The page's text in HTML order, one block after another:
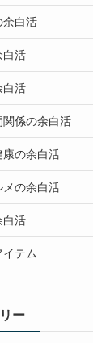
余白活
白活
白活
関係の余白活
康の余白活
メの余白活
白活
テム
ー